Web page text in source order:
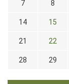
7 8
14 15
21 22
28 29